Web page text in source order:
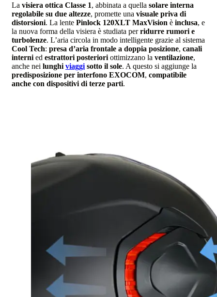
La visiera ottica Classe 1, abbinata a quella solare interna
regolabile su due altezze, promette una visuale priva di
distorsioni. La lente Pinlock 120XLT MaxVision è inclusa, e
la nuova forma della visiera è studiata perridurre rumori e
turbolenze. L’aria circola in modo intelligente grazie al sistema
Cool Tech: presa d’aria frontale a doppia posizione, canali
interni ed estrattori posteriori ottimizzano la ventilazione,
anche nei lunghi viaggi sotto il sole. A questo si aggiunge la
predisposizione per interfono EXOCOM, compatibile
anche con dispositivi di terze parti.